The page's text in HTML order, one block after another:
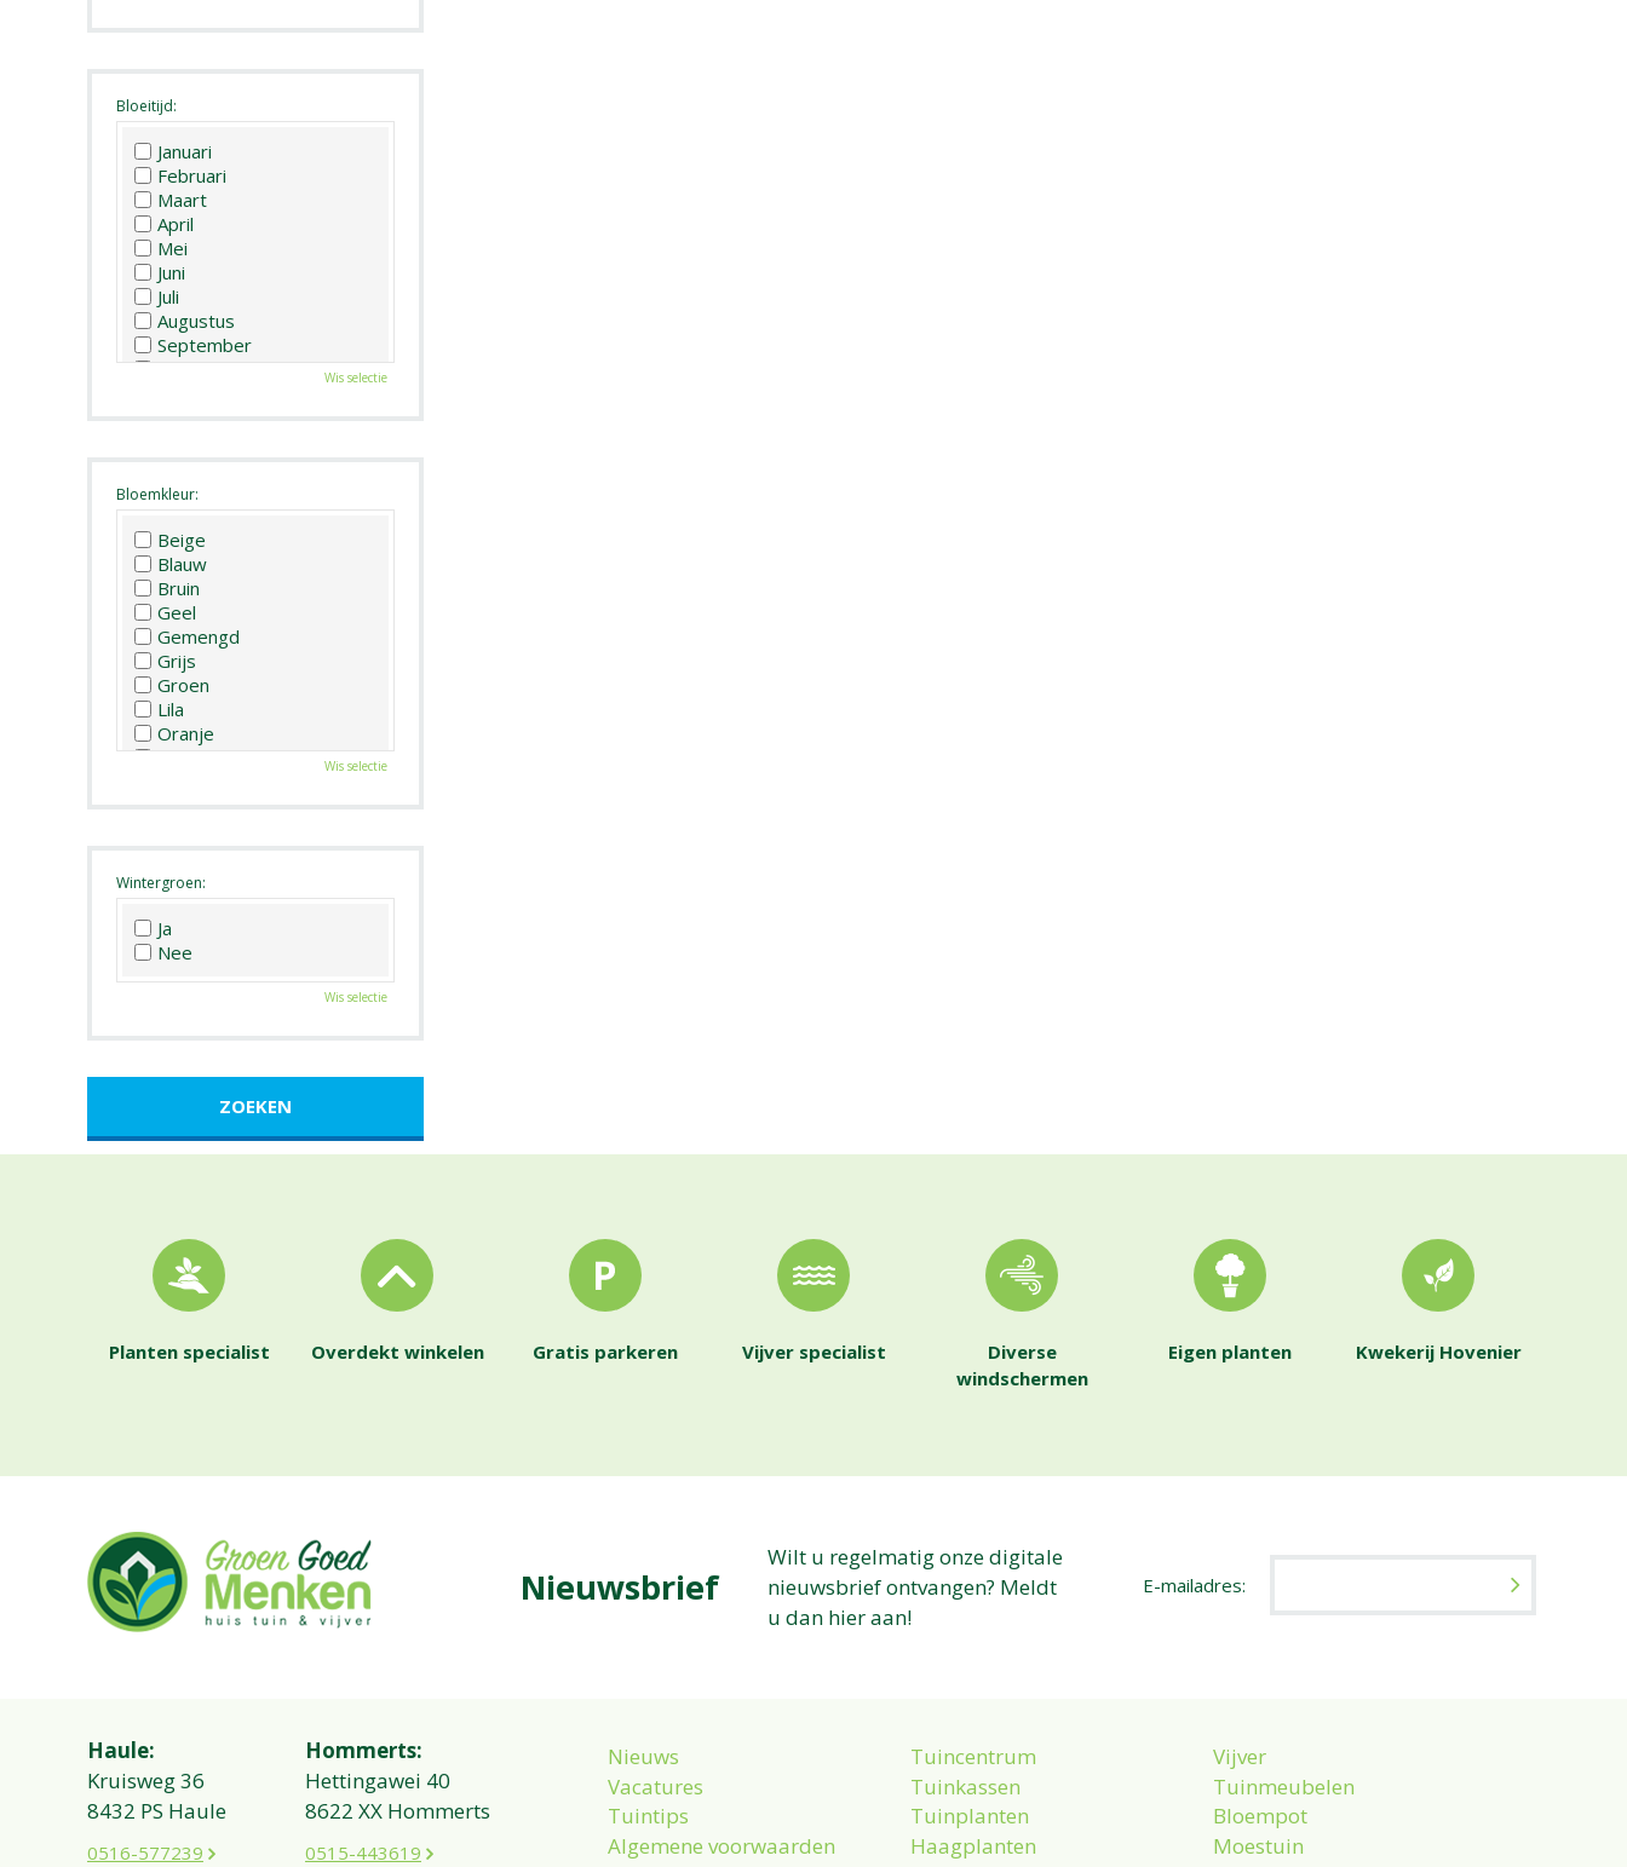
Bloeitijd:
Januari
Februari
Maart
April
Mei
Juni
Juli
Augustus
September
Oktober
Wis selectie
Bloemkleur:
Beige
Blauw
Bruin
Geel
Gemengd
Grijs
Groen
Lila
Oranje
Paars
Wis selectie
Wintergroen:
Ja
Nee
Wis selectie
Planten specialist Overdekt winkelen Gratis parkeren Vijver specialist
Diverse
windschermen
Eigen planten Kwekerij Hovenier
Nieuwsbrief
Wilt u regelmatig onze digitale
nieuwsbrief ontvangen? Meldt
u dan hier aan!
E-mailadres:
Haule:
Kruisweg 36
8432 PS Haule
0516-577239
Hommerts:
Hettingawei 40
8622 XX Hommerts
0515-443619
Nieuws
Vacatures
Tuintips
Algemene voorwaarden
Tuincentrum
Tuinkassen
Tuinplanten
Haagplanten
Vijver
Tuinmeubelen
Bloempot
Moestuin